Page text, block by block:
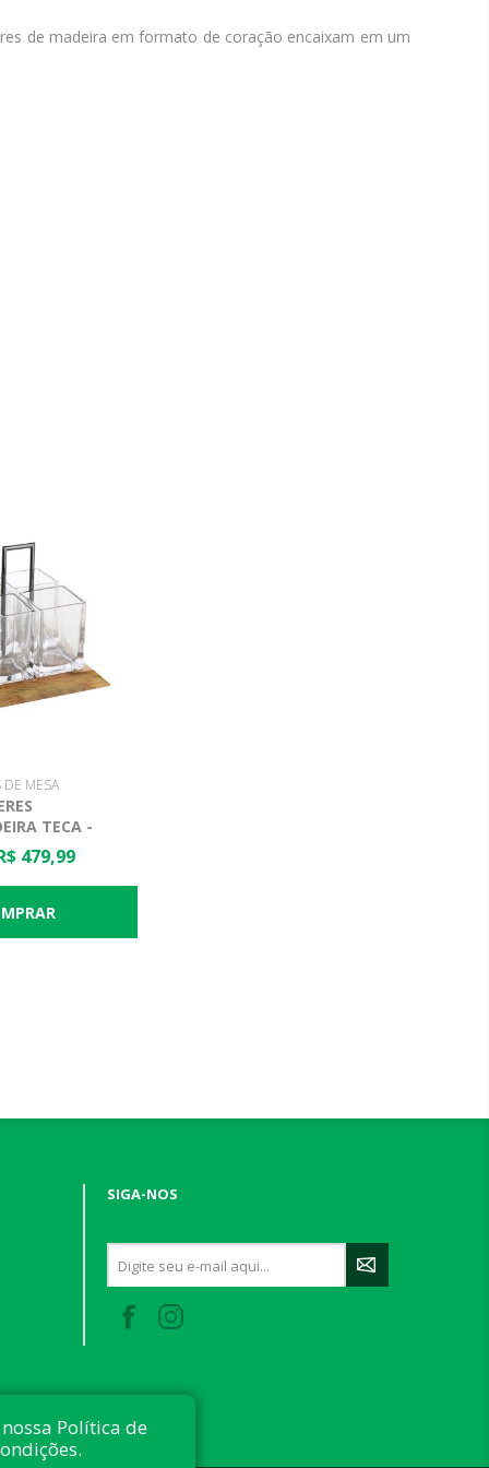
de madeira em formato de coração encaixam em um
MESA
TECA -
479,99
SIGA-NOS
Política de